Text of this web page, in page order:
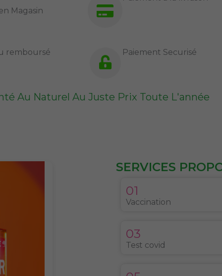
Magasin
remboursé Paiement Securisé
Au Naturel Au Juste Prix Toute L'année
SERVICES
01
Vaccination
03
Test covid